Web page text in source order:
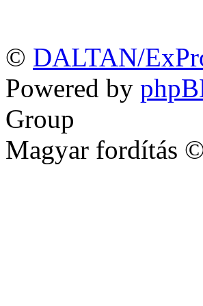
© DALTAN/
Powered by
Group
Magyar fordítás ©